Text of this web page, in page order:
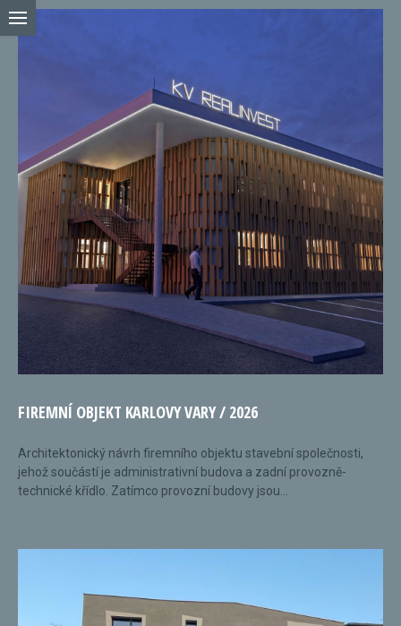
FIREMNÍ OBJEKT KARLOVY VARY / 2026
Architektonický návrh firemního objektu stavební společnosti,
jehož součástí je administrativní budova a zadní provozně-
technické křídlo. Zatímco provozní budovy jsou...